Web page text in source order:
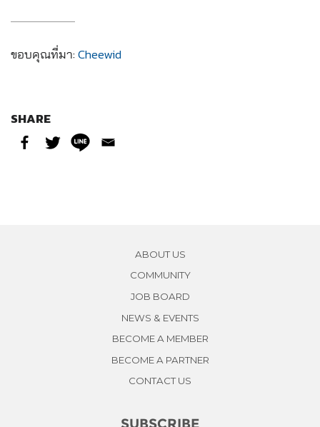
ขอบคุณที่มา:Cheewid
SHARE
ABOUT US
COMMUNITY
JOB BOARD
NEWS & EVENTS
BECOME A MEMBER
BECOME A PARTNER
CONTACT US
SUBSCRIBE